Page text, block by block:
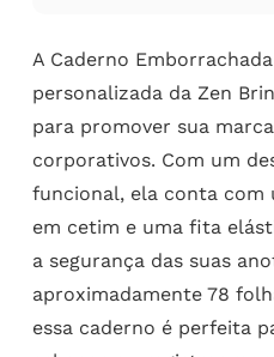
A Caderno
personalizada da Zen
para promover sua
corporativos. Com um
funcional, ela conta com
em cetim e uma fita
a segurança das suas
aproximadamente 78
essa caderno é perfeita